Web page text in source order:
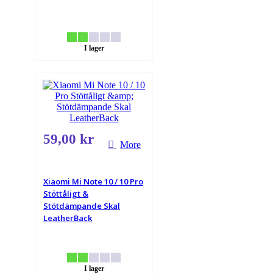
I lager
59,00 kr More
Xiaomi Mi Note 10 / 10 Pro
Stöttåligt &
Stötdämpande Skal
LeatherBack
I lager